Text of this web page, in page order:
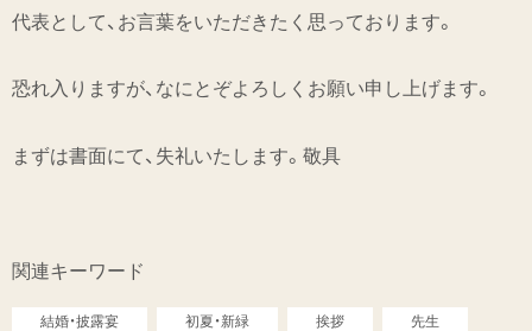
代表として、お言葉をいただきたく思っております。
恐れ入りますが、なにとぞよろしくお願い申し上げます。
まずは書面にて、失礼いたします。敬具
関連キーワード
結婚・披露宴 初夏・新緑 挨拶 先生